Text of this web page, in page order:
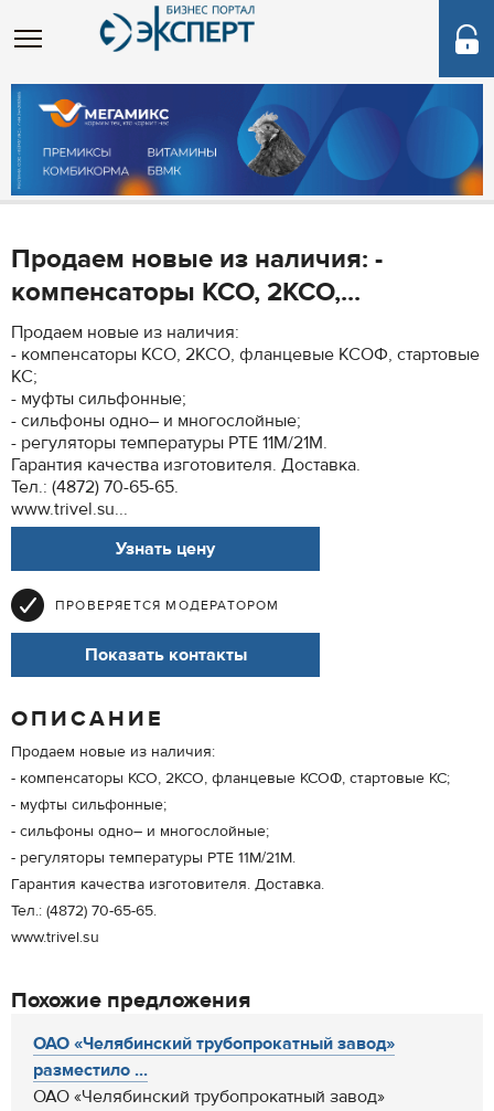
Продаем новые из наличия: -
компенсаторы КСО, 2КСО,...
Продаем новые из наличия:
- компенсаторы КСО, 2КСО, фланцевые КСОФ, стартовые
КС;
- муфты сильфонные;
- сильфоны одно– и многослойные;
- регуляторы температуры РТЕ 11М/21М.
Гарантия качества изготовителя. Доставка.
Тел.: (4872) 70-65-65.
www.trivel.su...
Узнать цену
ПРОВЕРЯЕТСЯ МОДЕРАТОРОМ
Показать контакты
ОПИСАНИЕ
Продаем новые из наличия:
- компенсаторы КСО, 2КСО, фланцевые КСОФ, стартовые КС;
- муфты сильфонные;
- сильфоны одно– и многослойные;
- регуляторы температуры РТЕ 11М/21М.
Гарантия качества изготовителя. Доставка.
Тел.: (4872) 70-65-65.
www.trivel.su
Похожие предложения
ОАО «Челябинский трубопрокатный завод»
разместило ...
ОАО «Челябинский трубопрокатный завод»